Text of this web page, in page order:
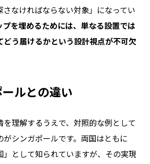
さなければならない対象」になってい
プを埋めるためには、単なる設置では
どう届けるかという設計視点が不可欠
ルとの違い
を理解するうえで、対照的な例として
がシンガポールです。両国はともに
」として知られていますが、その実現